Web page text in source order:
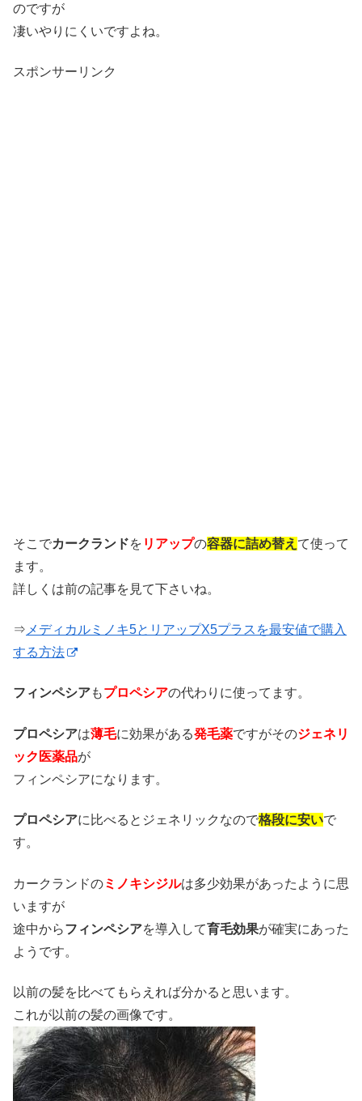
のですが
凄いやりにくいですよね。
スポンサーリンク
そこでカークランドを リアップの容器に詰め替え て使って
ます。
詳しくは前の記事を見て下さいね。
⇒ メディカルミノキ5とリアップX5プラスを最安値で購入
する方法
フィンペシアもプロペシアの代わりに使ってます。
プロペシアは薄毛に効果がある発毛薬ですがそのジェネリ
ック医薬品が
フィンペシアになります。
プロペシアに比べるとジェネリックなので格段に安いで
す。
カークランドのミノキシジルは多少効果があったように思
いますが
途中からフィンペシアを導入して育毛効果が確実にあった
ようです。
以前の髪を比べてもらえれば分かると思います。
これが以前の髪の画像です。